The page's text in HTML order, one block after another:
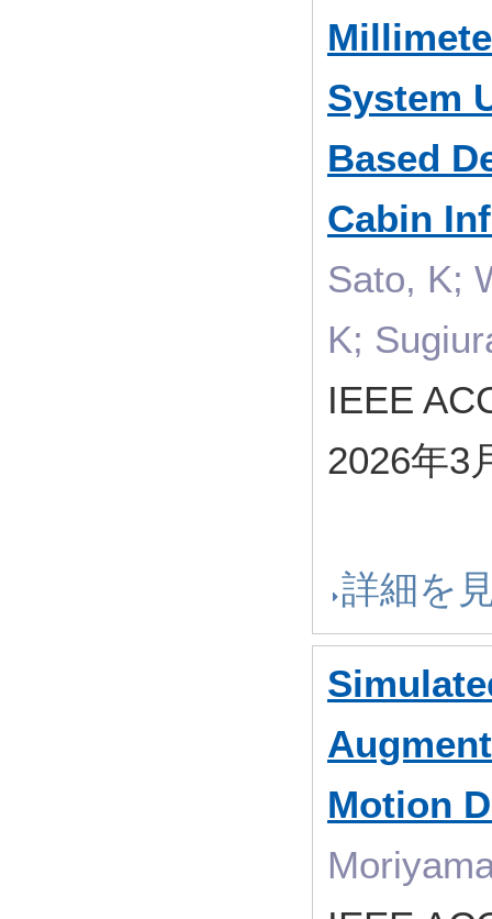
System
Based
Cabin
Sato, K;
K;
IEEE
2026年3
詳細を
Motion